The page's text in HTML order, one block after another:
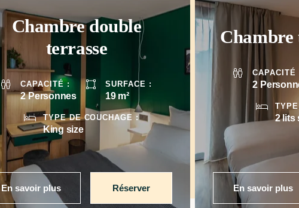
Chambre double
terrasse
2 Personnes 19 m²
King size
En savoir plus Réserver
Chambre
2
2 lits
En savoir plus